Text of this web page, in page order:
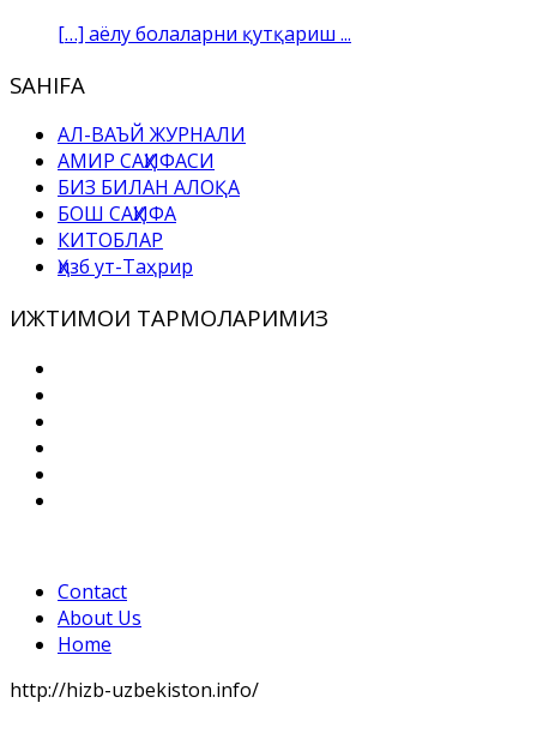
[…] аёлу болаларни қутқариш ...
SAHIFA
АЛ-ВАЪЙ ЖУРНАЛИ
АМИР САҲИФАСИ
БИЗ БИЛАН АЛОҚА
БОШ САҲИФА
КИТОБЛАР
Ҳизб ут-Таҳрир
ИЖТИМОИ ТАРМОҚЛАРИМИЗ
Contact
About Us
Home
http://hizb-uzbekiston.info/